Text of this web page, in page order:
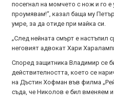
посегнал на момчето с нож и го е
проумявам!“, казал баща му
умре, за да отиде при майка си.
„След нейната смърт е настъпил
неговият адвокат Хари
Според защитника Владимир се
действителността, което се
на Дъстин Хофман във филма
съда, че Николов е бил вменяем